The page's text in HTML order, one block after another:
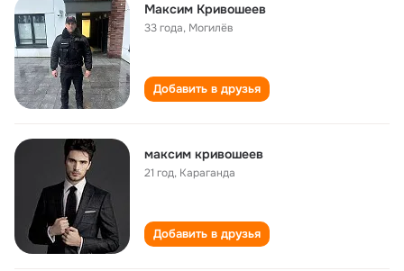
Максим Кривошеев
33 года, Могилёв
Добавить в друзья
максим кривошеев
21 год, Караганда
Добавить в друзья